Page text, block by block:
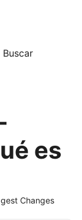
Buscar
es
Changes